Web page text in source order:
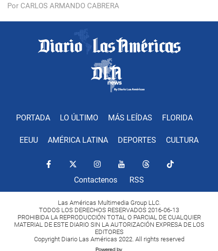
Por CARLOS ARMANDO CABRERA
PORTADA LO ÚLTIMO MÁS LEÍDAS FLORIDA
EEUU AMÉRICA LATINA DEPORTES CULTURA
Contactenos RSS
Las Américas Multimedia Group LLC.
TODOS LOS DERECHOS RESERVADOS 2016-06-13
PROHIBIDA LA REPRODUCCIÓN TOTAL O PARCIAL DE CUALQUIER
MATERIAL DE ESTE DIARIO SIN LA AUTORIZACIÓN EXPRESA DE LOS
EDITORES
Copyright Diario Las Américas 2022. All rights reserved